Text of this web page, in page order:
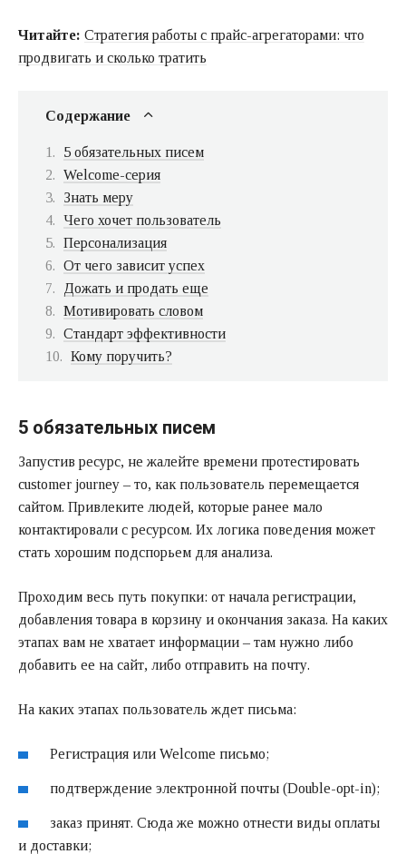
Читайте: Стратегия работы с прайс-агрегаторами: что
продвигать и сколько тратить
Содержание
5 обязательных писем
Welcome-серия
Знать меру
Чего хочет пользователь
Персонализация
От чего зависит успех
Дожать и продать еще
Мотивировать словом
Стандарт эффективности
Кому поручить?
5 обязательных писем
Запустив ресурс, не жалейте времени протестировать
customer journey – то, как пользователь перемещается
сайтом. Привлеките людей, которые ранее мало
контактировали с ресурсом. Их логика поведения может
стать хорошим подспорьем для анализа.
Проходим весь путь покупки: от начала регистрации,
добавления товара в корзину и окончания заказа. На каких
этапах вам не хватает информации – там нужно либо
добавить ее на сайт, либо отправить на почту.
На каких этапах пользователь ждет письма:
Регистрация или Welcome письмо;
подтверждение электронной почты (Double-opt-in);
заказ принят. Сюда же можно отнести виды оплаты
и доставки;